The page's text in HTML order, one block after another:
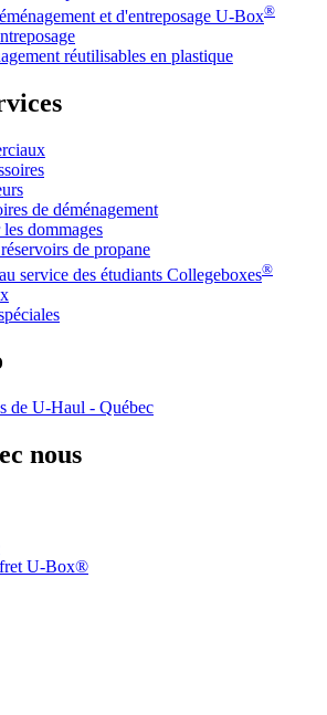
et d'entreposage U-Box®
réutilisables en plastique
de déménagement
dommages
de propane
service des étudiants Collegeboxes®
de U-Haul - Québec
nous
fret U-Box®